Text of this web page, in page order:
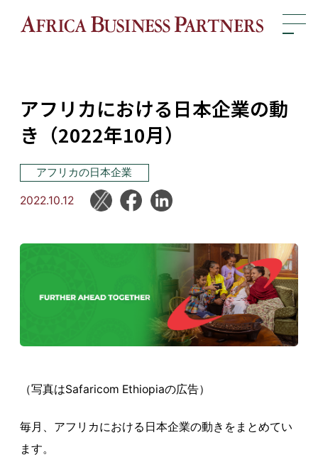
アフリカにおける日本企業の動
き（2022年10月）
アフリカの日本企業
2022.10.12
（写真はSafaricom Ethiopiaの広告）
毎月、アフリカにおける日本企業の動きをまとめてい
ます。